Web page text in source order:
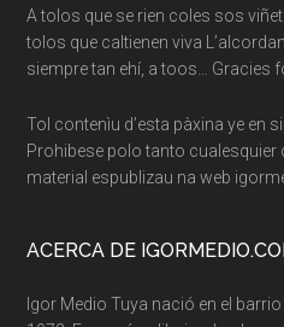
A tolos que se rien coles sos
tolos que caltienen viva
siempre tan ehí, a toos… Gracies
Tol contenìu d’esta pàxina ye en
Prohibese polo tanto cualesquier
material espublizau na web
ACERCA DE
Igor Medio Tuya nació en el